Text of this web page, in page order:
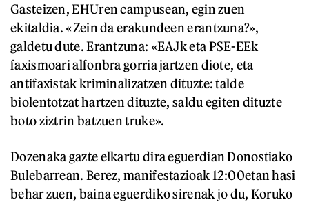
Gasteizen, EHUren campusean, egin zuen
ekitaldia. «Zein da erakundeen erantzuna?»,
galdetu dute. Erantzuna: «EAJk eta PSE-EEk
faxismoari alfonbra gorria jartzen diote, eta
antifaxistak kriminalizatzen dituzte: talde
biolentotzat hartzen dituzte, saldu egiten dituzte
boto ziztrin batzuen truke».
Dozenaka gazte elkartu dira eguerdian Donostiako
Bulebarrean. Berez, manifestazioak 12:00etan hasi
behar zuen, baina eguerdiko sirenak jo du, Koruko